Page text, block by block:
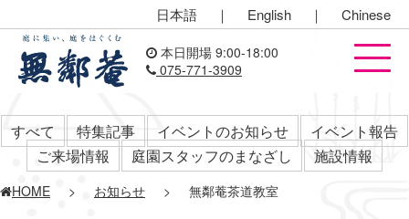
日本語 ｜ English ｜ Chinese
本日開場 9:00-18:00
075-771-3909
すべて 特集記事 イベントのお知らせ
イベント報告
ご来場情報
庭園スタッフのまなざし 施設情報
HOME > お知らせ > 無鄰菴茶道教室